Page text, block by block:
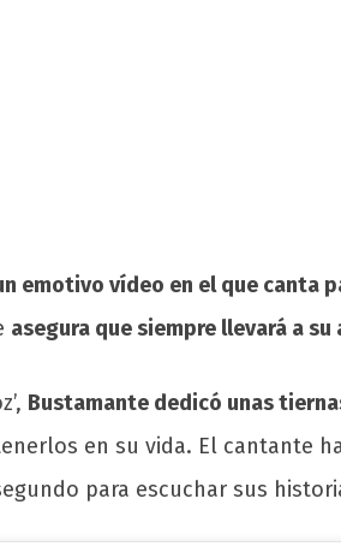
emotivo vídeo en el que canta
asegura que siempre llevará a
Bustamante dedicó unas
en su vida. El cantante
para escuchar sus